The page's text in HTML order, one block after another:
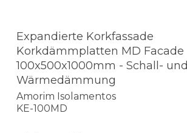
Expandierte Korkfassade
Korkdämmplatten MD Facade
100x500x1000mm - Schall- und
Wärmedämmung
Amorim Isolamentos
KE-100MD